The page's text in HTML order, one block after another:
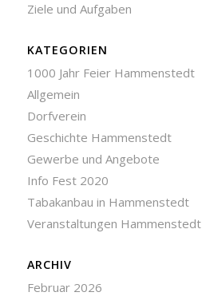
Ziele und Aufgaben
KATEGORIEN
1000 Jahr Feier Hammenstedt
Allgemein
Dorfverein
Geschichte Hammenstedt
Gewerbe und Angebote
Info Fest 2020
Tabakanbau in Hammenstedt
Veranstaltungen Hammenstedt
ARCHIV
Februar 2026